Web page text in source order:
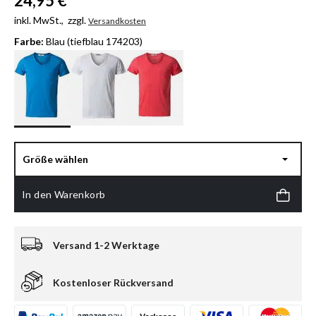
inkl. MwSt., zzgl. Versandkosten
Farbe: Blau (tiefblau 174203)
Größe wählen
In den Warenkorb
Versand 1-2 Werktage
Kostenloser Rückversand